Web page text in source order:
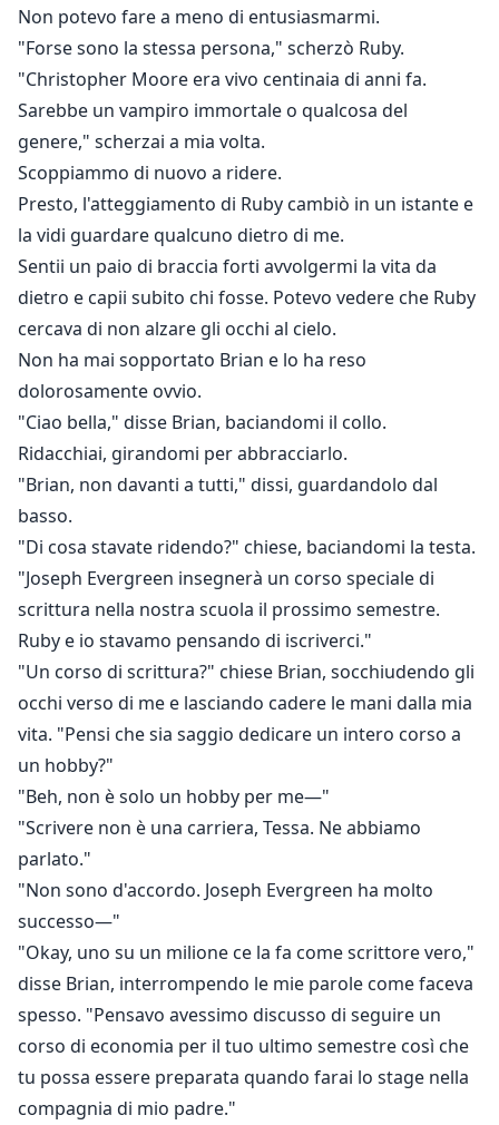
Non potevo fare a meno di entusiasmarmi.
"Forse sono la stessa persona," scherzò Ruby.
"Christopher Moore era vivo centinaia di anni fa.
Sarebbe un vampiro immortale o qualcosa del
genere," scherzai a mia volta.
Scoppiammo di nuovo a ridere.
Presto, l'atteggiamento di Ruby cambiò in un istante e
la vidi guardare qualcuno dietro di me.
Sentii un paio di braccia forti avvolgermi la vita da
dietro e capii subito chi fosse. Potevo vedere che Ruby
cercava di non alzare gli occhi al cielo.
Non ha mai sopportato Brian e lo ha reso
dolorosamente ovvio.
"Ciao bella," disse Brian, baciandomi il collo.
Ridacchiai, girandomi per abbracciarlo.
"Brian, non davanti a tutti," dissi, guardandolo dal
basso.
"Di cosa stavate ridendo?" chiese, baciandomi la testa.
"Joseph Evergreen insegnerà un corso speciale di
scrittura nella nostra scuola il prossimo semestre.
Ruby e io stavamo pensando di iscriverci."
"Un corso di scrittura?" chiese Brian, socchiudendo gli
occhi verso di me e lasciando cadere le mani dalla mia
vita. "Pensi che sia saggio dedicare un intero corso a
un hobby?"
"Beh, non è solo un hobby per me—"
"Scrivere non è una carriera, Tessa. Ne abbiamo
parlato."
"Non sono d'accordo. Joseph Evergreen ha molto
successo—"
"Okay, uno su un milione ce la fa come scrittore vero,"
disse Brian, interrompendo le mie parole come faceva
spesso. "Pensavo avessimo discusso di seguire un
corso di economia per il tuo ultimo semestre così che
tu possa essere preparata quando farai lo stage nella
compagnia di mio padre."